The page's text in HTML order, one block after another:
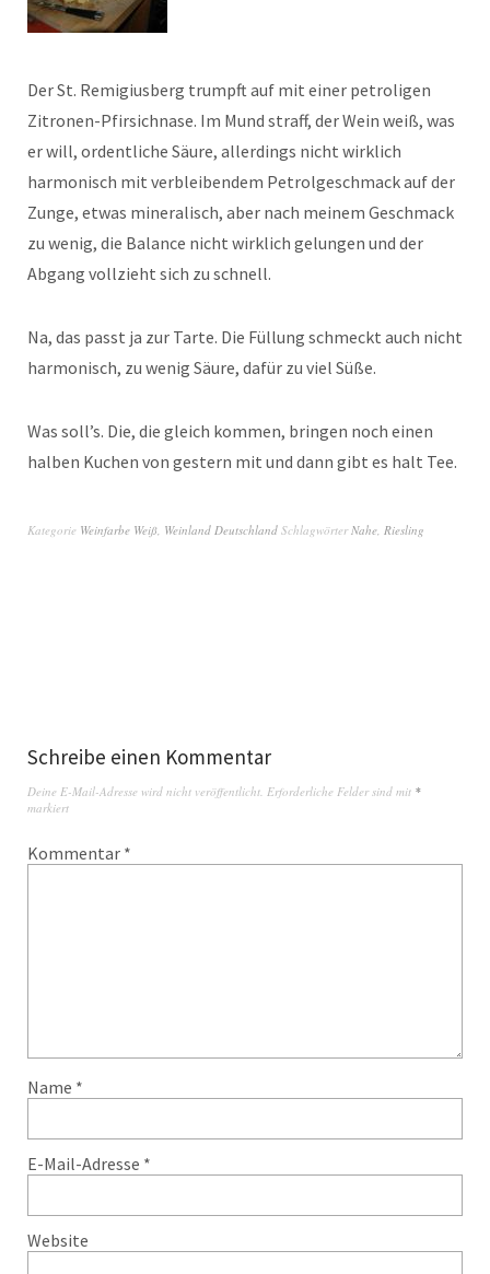
Der St. Remigiusberg trumpft auf mit einer petroligen
Zitronen-Pfirsichnase. Im Mund straff, der Wein weiß, was
er will, ordentliche Säure, allerdings nicht wirklich
harmonisch mit verbleibendem Petrolgeschmack auf der
Zunge, etwas mineralisch, aber nach meinem Geschmack
zu wenig, die Balance nicht wirklich gelungen und der
Abgang vollzieht sich zu schnell.
Na, das passt ja zur Tarte. Die Füllung schmeckt auch nicht
harmonisch, zu wenig Säure, dafür zu viel Süße.
Was soll’s. Die, die gleich kommen, bringen noch einen
halben Kuchen von gestern mit und dann gibt es halt Tee.
Kategorie Weinfarbe Weiß Weinland Deutschland SchlagwörterNahe Riesling
Schreibe einen Kommentar
Deine E-Mail-Adresse wird nicht veröffentlicht. Erforderliche Felder sind mit *
markiert
Kommentar *
Name *
E-Mail-Adresse *
Website